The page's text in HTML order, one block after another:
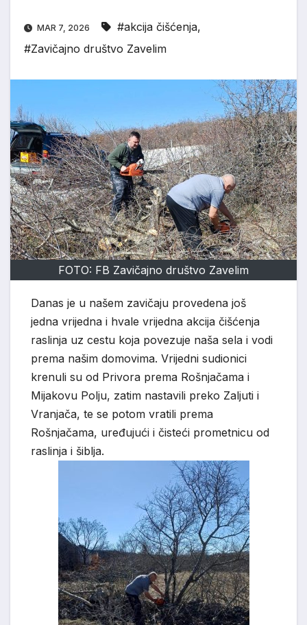
MAR 7, 2026 #akcija čišćenja,
#Zavičajno društvo Zavelim
FOTO: FB Zavičajno društvo Zavelim
Danas je u našem zavičaju provedena još
jedna vrijedna i hvale vrijedna akcija čišćenja
raslinja uz cestu koja povezuje naša sela i vodi
prema našim domovima. Vrijedni sudionici
krenuli su od Privora prema Rošnjačama i
Mijakovu Polju, zatim nastavili preko Zaljuti i
Vranjača, te se potom vratili prema
Rošnjačama, uređujući i čisteći prometnicu od
raslinja i šiblja.